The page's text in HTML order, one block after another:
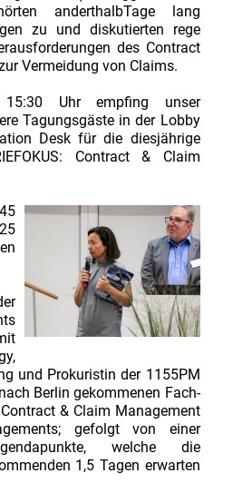
anderthalbTage lang
zu und diskutierten rege
des Contract
Vermeidung von Claims.
Uhr empfing unser
Tagungsgäste in der Lobby
Desk für die diesjährige
Contract & Claim
und Prokuristin der 1155PM
Berlin gekommenen Fach-
& Claim Management
gefolgt von einer
welche die
1,5 Tagen erwarten